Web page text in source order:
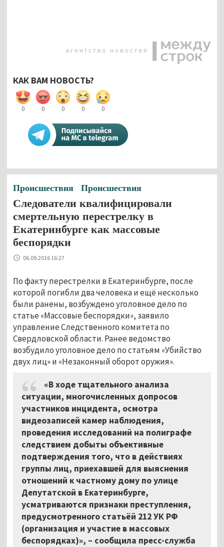
КАК ВАМ НОВОСТЬ?
0 0 0 0 0
Происшествия Происшествия
Следователи квалифицировали
смертельную перестрелку в
Екатеринбурге как массовые
беспорядки
06.09.2016 16:27
По факту перестрелки в Екатеринбурге, после
которой погибли два человека и ещё несколько
были ранены, возбуждено уголовное дело по
статье «Массовые беспорядки», заявило
управление Следственного комитета по
Свердловской области. Ранее ведомство
возбудило уголовное дело по статьям «Убийство
двух лиц» и «Незаконный оборот оружия».
«В ходе тщательного анализа
ситуации, многочисленных допросов
участников инцидента, осмотра
видеозаписей камер наблюдения,
проведения исследований на полиграфе
следствием добыты объективные
подтверждения того, что в действиях
группы лиц, приехавшей для выяснения
отношений к частному дому по улице
Депутатской в Екатеринбурге,
усматриваются признаки преступления,
предусмотренного статьёй 212 УК РФ
(организация и участие в массовых
беспорядках)», – сообщила пресс-служба